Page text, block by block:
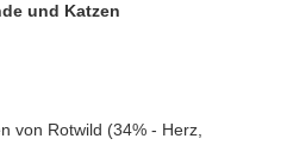
und Katzen
von Rotwild (34% - Herz,